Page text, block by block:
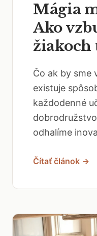
Mágia
Ako
žiakoch
Čo ak by sme
existuje
každodenné
odhalíme
Čítať článok →